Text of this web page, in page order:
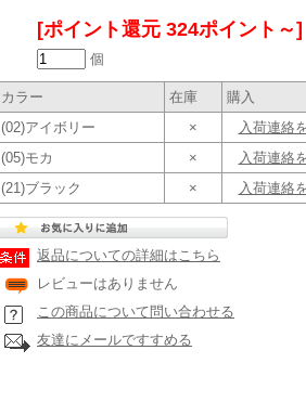
[ポイント還元 324ポイント～]
個
カラー 在庫
購入
(02)アイボリー ×
入荷連絡
(05)モカ
×
入荷連絡
(21)ブラック
× 入荷連絡
返品についての詳細はこちら
レビューはありません
この商品について問い合わせる
友達にメールですすめる